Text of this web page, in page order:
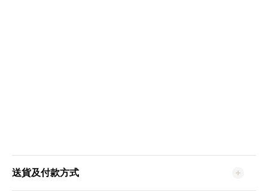
送貨及付款方式